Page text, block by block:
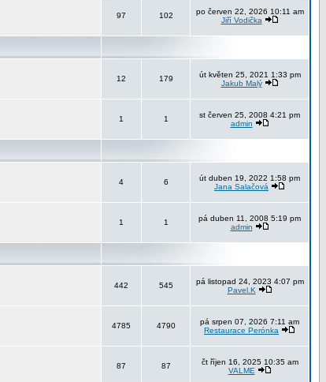
97 102
po červen 22, 2026 10:11 am
Jiří Vodička
12 179
út květen 25, 2021 1:33 pm
Jakub Malý
1 1
st červen 25, 2008 4:21 pm
admin
4 6
út duben 19, 2022 1:58 pm
Jana Salačová
1 1
pá duben 11, 2008 5:19 pm
admin
442 545
pá listopad 24, 2023 4:07 pm
Pavel.K
4785 4790
pá srpen 07, 2026 7:11 am
Restaurace Perónka
87 87
čt říjen 16, 2025 10:35 am
VALME